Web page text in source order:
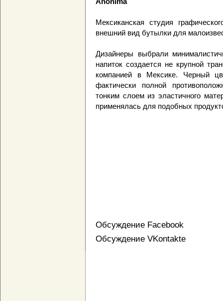
Мексиканская студия
внешний вид бутылки для
Дизайнеры выбрали
напиток создается не крупной
компанией в Мексике. Черный
фактически полной
тонким слоем из эластичного
применялась для подобных
Обсуждение Facebook
Обсуждение VKontakte